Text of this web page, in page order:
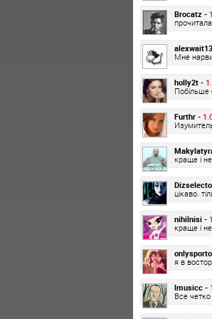
Brocatz -
Мне
holly2t -
Побільше
Furthr -
краще і
цікаво.
nihilnisi -
краще і
я в
lmusicc -
Все